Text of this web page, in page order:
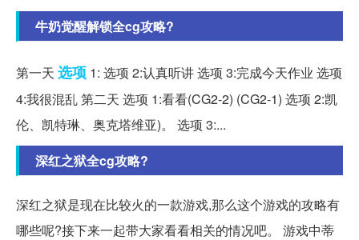
牛奶觉醒解锁全cg攻略?
第一天 选项 1: 选项 2:认真听讲 选项 3:完成今天作业 选项
4:我很混乱 第二天 选项 1:看看(CG2-2) (CG2-1) 选项 2:凯
伦、凯特琳、奥克塔维亚)。 选项 3:...
深红之狱全cg攻略?
深红之狱是现在比较火的一款游戏,那么这个游戏的攻略有
哪些呢?接下来一起带大家看看相关的情况吧。 游戏中蒂